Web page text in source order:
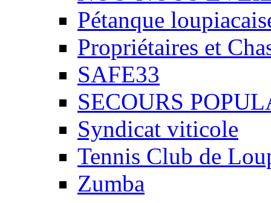
Pétanque
Propriétaires et
SAFE33
SECOURS
Syndicat viticole
Tennis Club de
Zumba